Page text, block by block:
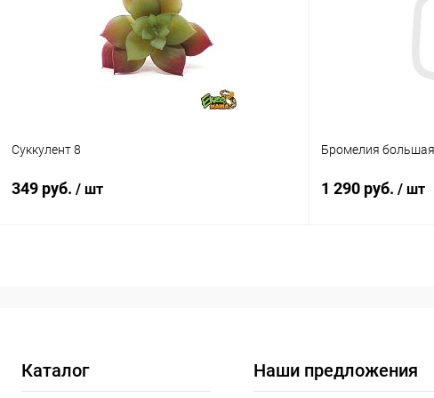
Под заказ
Суккулент 8
349 руб. / шт
Бромелия большая
1 290 руб. / шт
Каталог Наши предложения